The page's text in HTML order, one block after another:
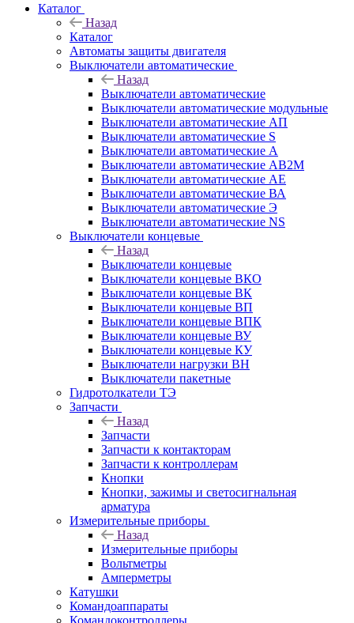
Каталог
Назад
Каталог
Автоматы защиты двигателя
Выключатели автоматические
Назад
Выключатели автоматические
Выключатели автоматические модульные
Выключатели автоматические АП
Выключатели автоматические S
Выключатели автоматические А
Выключатели автоматические АВ2М
Выключатели автоматические АЕ
Выключатели автоматические ВА
Выключатели автоматические Э
Выключатели автоматические NS
Выключатели концевые
Назад
Выключатели концевые
Выключатели концевые ВКО
Выключатели концевые ВК
Выключатели концевые ВП
Выключатели концевые ВПК
Выключатели концевые ВУ
Выключатели концевые КУ
Выключатели нагрузки ВН
Выключатели пакетные
Гидротолкатели ТЭ
Запчасти
Назад
Запчасти
Запчасти к контакторам
Запчасти к контроллерам
Кнопки
Кнопки, зажимы и светосигнальная
арматура
Измерительные приборы
Назад
Измерительные приборы
Вольтметры
Амперметры
Катушки
Командоаппараты
Командоконтроллеры